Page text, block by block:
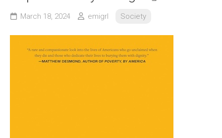
March 18, 2024 emigrl Society